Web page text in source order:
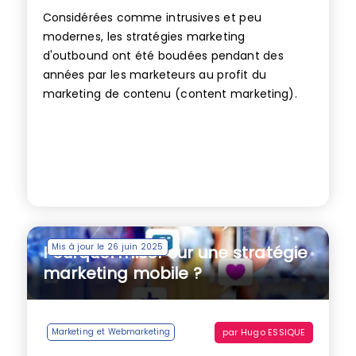
Considérées comme intrusives et peu
modernes, les stratégies marketing
d'outbound ont été boudées pendant des
années par les marketeurs au profit du
marketing de contenu (content marketing).
Mis à jour le 26 juin 2025
Pourquoi miser sur une stratégie
marketing mobile ?
Marketing et Webmarketing par Hugo ESSIQUE